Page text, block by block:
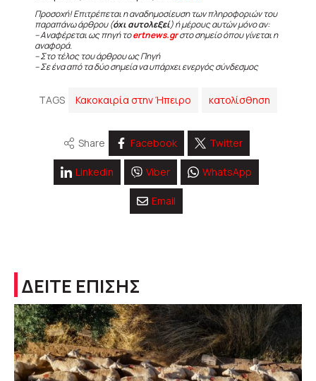
Προσοχή! Επιτρέπεται η αναδημοσίευση των πληροφοριών του
παραπάνω άρθρου (όχι αυτολεξεί) ή μέρους αυτών μόνο αν:
– Αναφέρεται ως πηγή τοertnews.grστο σημείο όπου γίνεται η
αναφορά.
– Στο τέλος του άρθρου ως Πηγή
– Σε ένα από τα δύο σημεία να υπάρχει ενεργός σύνδεσμος
TAGS Κακοκαιρία στην Ήπειρο κατολίσθηση
Share Facebook Twitter
Linkedin Viber WhatsApp
Email
ΔΕΙΤΕ ΕΠΙΣΗΣ